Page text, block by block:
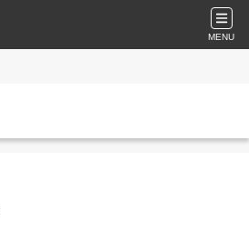
MENU